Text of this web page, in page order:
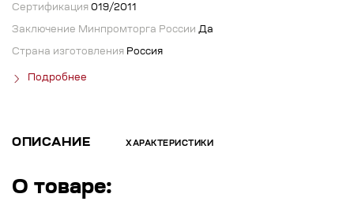
Сертификация 019/2011
Заключение Минпромторга России Да
Страна изготовления Россия
Подробнее
ОПИСАНИЕ ХАРАКТЕРИСТИКИ
О товаре: